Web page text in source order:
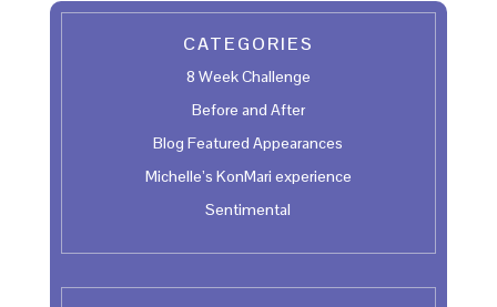
CATEGORIES
8 Week Challenge
Before and After
Blog Featured Appearances
Michelle’s KonMari experience
Sentimental